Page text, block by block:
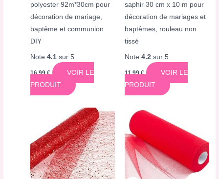
polyester 92m*30cm pour
décoration de mariage,
baptême et communion
DIY
Note4.1 sur 5
16,99€
VOIR LE
PRODUIT
saphir 30 cm x 10 m pour
décoration de mariages et
baptêmes, rouleau non
tissé
Note 4.2sur 5
11,99 €
VOIR LE
PRODUIT